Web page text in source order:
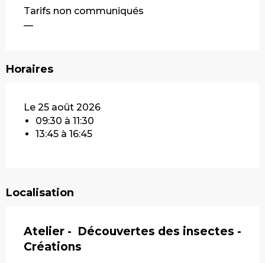
Tarifs non communiqués
—
Horaires
Le 25 août 2026
09:30 à 11:30
13:45 à 16:45
Localisation
Atelier - Découvertes des insectes -
Créations